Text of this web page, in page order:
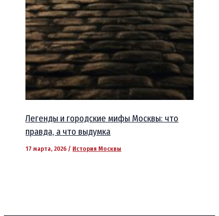
Легенды и городские мифы Москвы: что
правда, а что выдумка
17 марта, 2026 / История Москвы